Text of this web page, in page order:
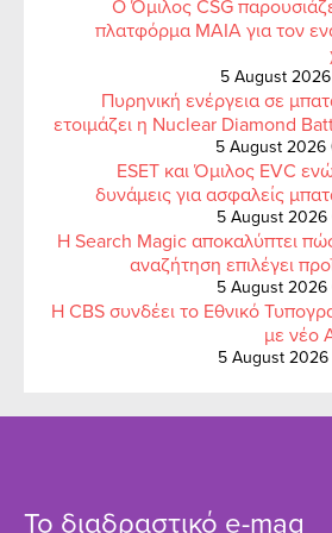
Ο Όμιλος CSG
πλατφόρμα MAIA για τον
5 August
Πυρηνική ενέργεια σε
ετοιμάζει η Nuclear Diamond
5 August 2026
ESET και Όμιλος EVC
δυνάμεις για ασφαλείς
5 August
Η Search Magic αποκαλύπτει
αναζήτηση επιλέγει
5 August
Η CBS συνδέει το Εθνικό
με νέο
5 August
Το διαδραστικό e-mag